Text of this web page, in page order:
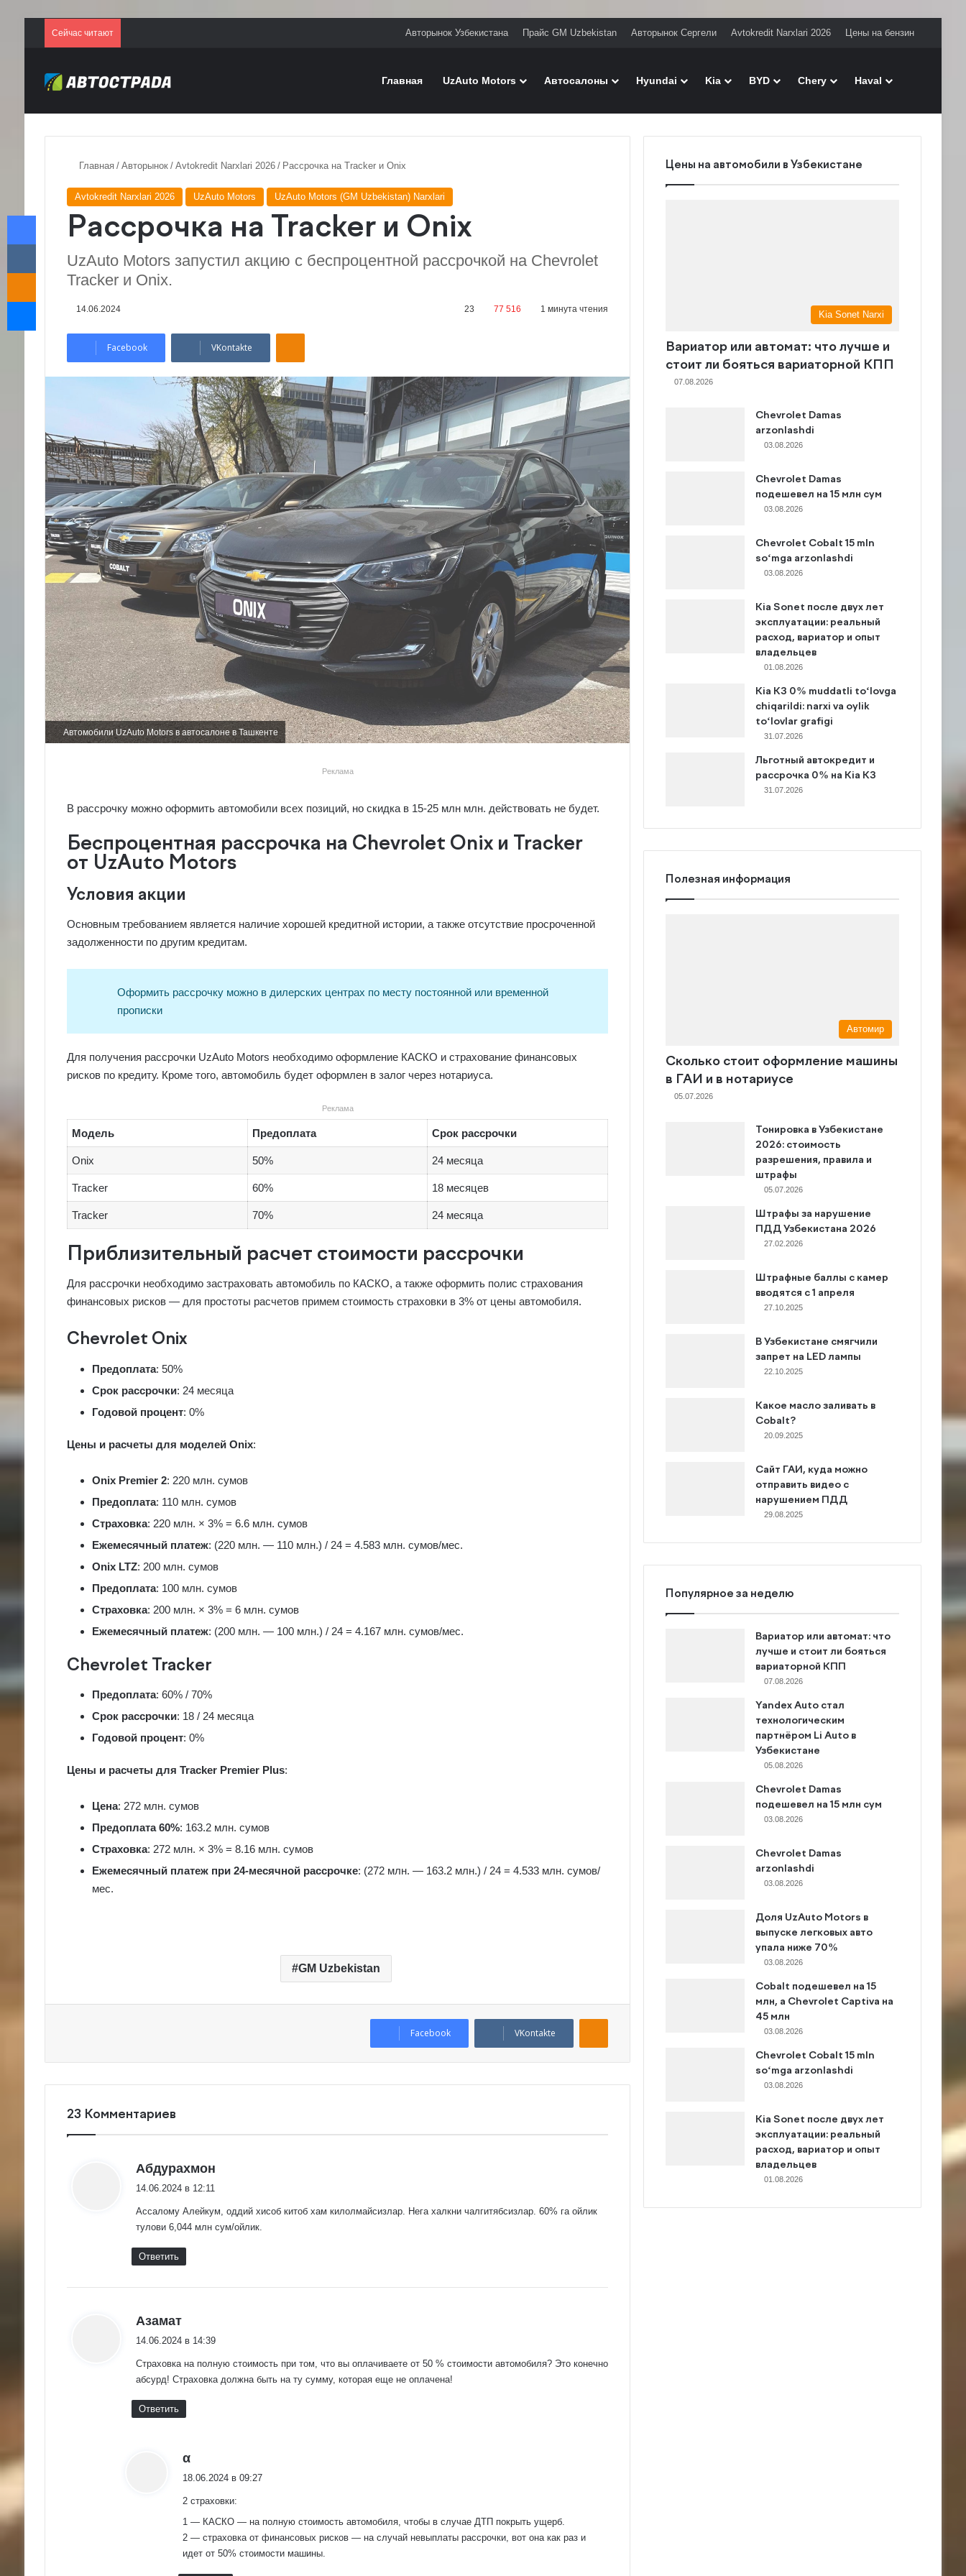
Сейчас читают Авторынок Узбекистана Прайс GM Uzbekistan Авторынок Сергели Avtokredit Narxlari 2026 Цены на бензин
Главная UzAuto Motors Автосалоны Hyundai Kia BYD Chery Haval
Главная / Авторынок / Avtokredit Narxlari 2026 / Рассрочка на Tracker и Onix
Avtokredit Narxlari 2026 UzAuto Motors UzAuto Motors (GM Uzbekistan) Narxlari
Рассрочка на Tracker и Onix
UzAuto Motors запустил акцию с беспроцентной рассрочкой на Chevrolet
Tracker и Onix.
14.06.2024 23 77 516 1 минута чтения
Facebook VKontakte
Odnoklassniki
Автомобили UzAuto Motors в автосалоне в Ташкенте
Реклама
В рассрочку можно оформить автомобили всех позиций, но скидка в 15-25 млн млн. действовать не будет.
Беспроцентная рассрочка на Chevrolet Onix и Tracker
от UzAuto Motors
Условия акции
Основным требованием является наличие хорошей кредитной истории, а также отсутствие просроченной
задолженности по другим кредитам.
Оформить рассрочку можно в дилерских центрах по месту постоянной или временной
прописки
Для получения рассрочки UzAuto Motors необходимо оформление КАСКО и страхование финансовых
рисков по кредиту. Кроме того, автомобиль будет оформлен в залог через нотариуса.
Реклама
Модель Предоплата Срок рассрочки
Onix 50% 24 месяца
Tracker 60% 18 месяцев
Tracker 70% 24 месяца
Приблизительный расчет стоимости рассрочки
Для рассрочки необходимо застраховать автомобиль по КАСКО, а также оформить полис страхования
финансовых рисков — для простоты расчетов примем стоимость страховки в 3% от цены автомобиля.
Chevrolet Onix
Предоплата: 50%
Срок рассрочки: 24 месяца
Годовой процент: 0%
Цены и расчеты для моделей Onix:
Onix Premier 2: 220 млн. сумов
Предоплата: 110 млн. сумов
Страховка: 220 млн. × 3% = 6.6 млн. сумов
Ежемесячный платеж: (220 млн. — 110 млн.) / 24 = 4.583 млн. сумов/мес.
Onix LTZ: 200 млн. сумов
Предоплата: 100 млн. сумов
Страховка: 200 млн. × 3% = 6 млн. сумов
Ежемесячный платеж: (200 млн. — 100 млн.) / 24 = 4.167 млн. сумов/мес.
Chevrolet Tracker
Предоплата: 60% / 70%
Срок рассрочки: 18 / 24 месяца
Годовой процент: 0%
Цены и расчеты для Tracker Premier Plus:
Цена: 272 млн. сумов
Предоплата 60%: 163.2 млн. сумов
Страховка: 272 млн. × 3% = 8.16 млн. сумов
Ежемесячный платеж при 24-месячной рассрочке: (272 млн. — 163.2 млн.) / 24 = 4.533 млн. сумов/
мес.
GM Uzbekistan
Facebook VKontakte
23 Комментариев
Абдурахмон
14.06.2024 в 12:11
Ассалому Алейкум, оддий хисоб китоб хам килолмайсизлар. Нега халкни чалгитябсизлар. 60% га ойлик
тулови 6,044 млн сум/ойлик.
Ответить
Азамат:
14.06.2024 в 14:39
Страховка на полную стоимость при том, что вы оплачиваете от 50 % стоимости автомобиля? Это конечно
абсурд! Страховка должна быть на ту сумму, которая еще не оплачена!
Ответить
α:
18.06.2024 в 09:27
2 страховки:
1 — КАСКО — на полную стоимость автомобиля, чтобы в случае ДТП покрыть ущерб.
2 — страховка от финансовых рисков — на случай невыплаты рассрочки, вот она как раз и
идет от 50% стоимости машины.
Цены на автомобили в Узбекистане
Kia Sonet Narxi
Вариатор или автомат: что лучше и
стоит ли бояться вариаторной КПП
07.08.2026
Chevrolet Damas
arzonlashdi
03.08.2026
Chevrolet Damas
подешевел на 15 млн сум
03.08.2026
Chevrolet Cobalt 15 mln
so‘mga arzonlashdi
03.08.2026
Kia Sonet после двух лет
эксплуатации: реальный
расход, вариатор и опыт
владельцев
01.08.2026
Kia K3 0% muddatli to‘lovga
chiqarildi: narxi va oylik
to‘lovlar grafigi
31.07.2026
Льготный автокредит и
рассрочка 0% на Kia K3
31.07.2026
Полезная информация
Автомир
Сколько стоит оформление машины
в ГАИ и в нотариусе
05.07.2026
Тонировка в Узбекистане
2026: стоимость
разрешения, правила и
штрафы
05.07.2026
Штрафы за нарушение
ПДД Узбекистана 2026
27.02.2026
Штрафные баллы с камер
вводятся с 1 апреля
27.10.2025
В Узбекистане смягчили
запрет на LED лампы
22.10.2025
Какое масло заливать в
Cobalt?
20.09.2025
Сайт ГАИ, куда можно
отправить видео с
нарушением ПДД
29.08.2025
Популярное за неделю
Вариатор или автомат: что
лучше и стоит ли бояться
вариаторной КПП
07.08.2026
Yandex Auto стал
технологическим
партнёром Li Auto в
Узбекистане
05.08.2026
Chevrolet Damas
подешевел на 15 млн сум
03.08.2026
Chevrolet Damas
arzonlashdi
03.08.2026
Доля UzAuto Motors в
выпуске легковых авто
упала ниже 70%
03.08.2026
Cobalt подешевел на 15
млн, а Chevrolet Captiva на
45 млн
03.08.2026
Chevrolet Cobalt 15 mln
so‘mga arzonlashdi
03.08.2026
Kia Sonet после двух лет
эксплуатации: реальный
расход, вариатор и опыт
владельцев
01.08.2026
Facebook
Odnoklassniki